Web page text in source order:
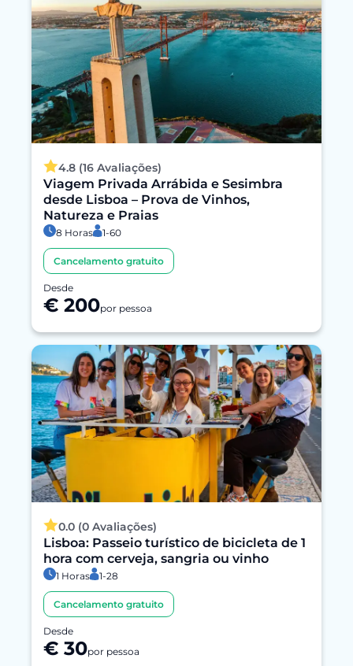
4.8 (16 Avaliações)
Viagem Privada Arrábida e Sesimbra
desde Lisboa – Prova de Vinhos,
Natureza e Praias
8 Horas 1-60
Cancelamento gratuito
Desde
€ 200por pessoa
0.0 (0 Avaliações)
Lisboa: Passeio turístico de bicicleta de 1
hora com cerveja, sangria ou vinho
1 Horas 1-28
Cancelamento gratuito
Desde
€ 30por pessoa